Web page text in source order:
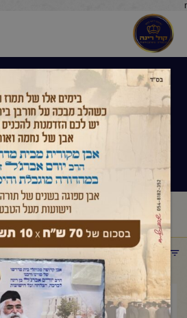
r
בגובה
הלכה
ראשי שיעורי החיד"א/בגובה
החיד"א-תניא יומי ובגובה
תפריט קטגוריות